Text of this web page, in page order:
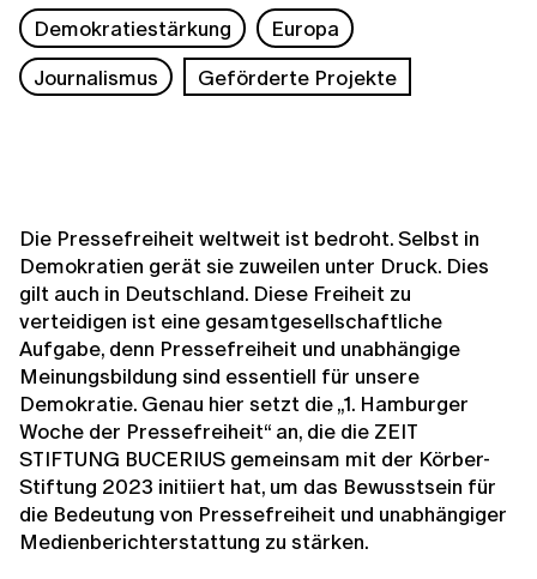
Demokratiestärkung
Europa
Journalismus
Geförderte Projekte
Die Pressefreiheit weltweit ist bedroht. Selbst in
Demokratien gerät sie zuweilen unter Druck. Dies
gilt auch in Deutschland. Diese Freiheit zu
verteidigen ist eine gesamtgesellschaftliche
Aufgabe, denn Pressefreiheit und unabhängige
Meinungsbildung sind essentiell für unsere
Demokratie. Genau hier setzt die „1. Hamburger
Woche der Pressefreiheit“ an, die die ZEIT
STIFTUNG BUCERIUS gemeinsam mit der Körber-
Stiftung 2023 initiiert hat, um das Bewusstsein für
die Bedeutung von Pressefreiheit und unabhängiger
Medienberichterstattung zu stärken.